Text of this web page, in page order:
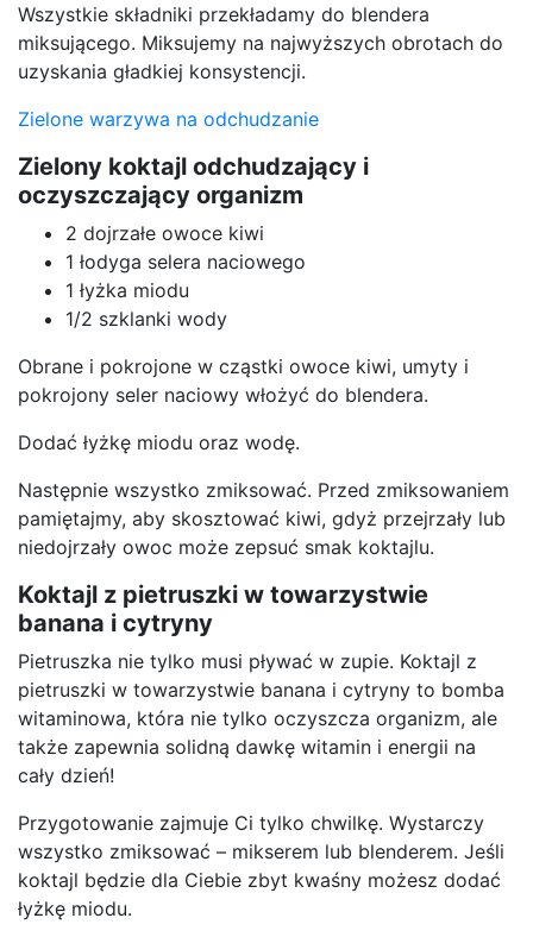
Wszystkie składniki przekładamy do blendera
miksującego. Miksujemy na najwyższych obrotach do
uzyskania gładkiej konsystencji.
Zielone warzywa na odchudzanie
Zielony koktajl odchudzający i
oczyszczający organizm
2 dojrzałe owoce kiwi
1 łodyga selera naciowego
1 łyżka miodu
1/2 szklanki wody
Obrane i pokrojone w cząstki owoce kiwi, umyty i
pokrojony seler naciowy włożyć do blendera.
Dodać łyżkę miodu oraz wodę.
Następnie wszystko zmiksować. Przed zmiksowaniem
pamiętajmy, aby skosztować kiwi, gdyż przejrzały lub
niedojrzały owoc może zepsuć smak koktajlu.
Koktajl z pietruszki w towarzystwie
banana i cytryny
Pietruszka nie tylko musi pływać w zupie. Koktajl z
pietruszki w towarzystwie banana i cytryny to bomba
witaminowa, która nie tylko oczyszcza organizm, ale
także zapewnia solidną dawkę witamin i energii na
cały dzień!
Przygotowanie zajmuje Ci tylko chwilkę. Wystarczy
wszystko zmiksować – mikserem lub blenderem. Jeśli
koktajl będzie dla Ciebie zbyt kwaśny możesz dodać
łyżkę miodu.